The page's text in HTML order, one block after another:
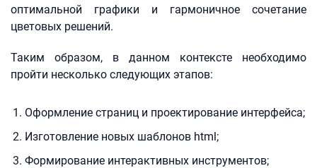
оптимальной графики и гармоничное сочетание
цветовых решений.
Таким образом, в данном контексте необходимо
пройти несколько следующих этапов:
Оформление страниц и проектирование интерфейса;
Изготовление новых шаблонов html;
Формирование интерактивных инструментов;